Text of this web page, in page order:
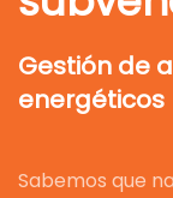
Gestión de
energéticos
Sabemos que